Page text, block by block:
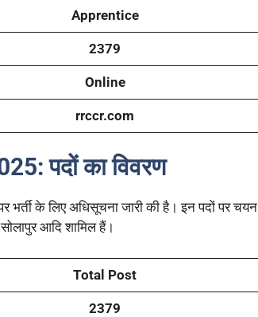
Apprentice
2379
Online
rrccr.com
पदों का विवरण
भर्ती के लिए अधिसूचना जारी की है। इन पदों पर चयन
आदि शामिल हैं।
Total Post
2379